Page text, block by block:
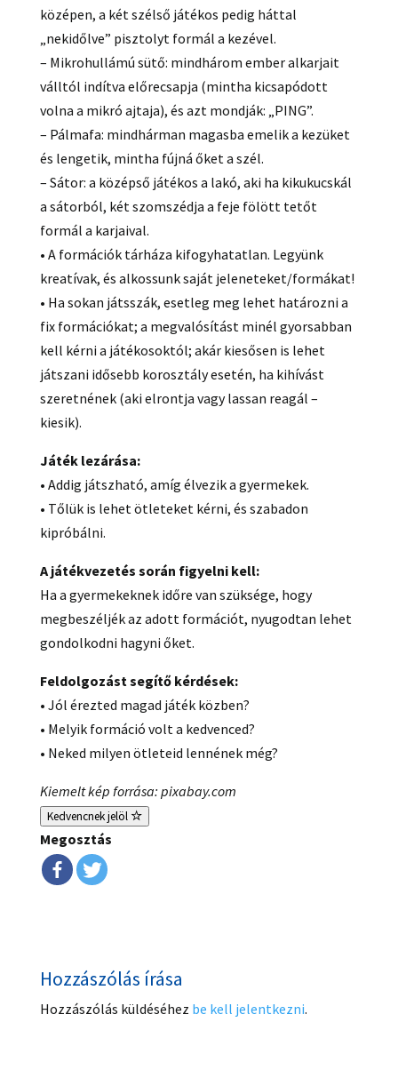
középen, a két szélső játékos pedig háttal
„nekidőlve” pisztolyt formál a kezével.
– Mikrohullámú sütő: mindhárom ember alkarjait
válltól indítva előrecsapja (mintha kicsapódott
volna a mikró ajtaja), és azt mondják: „PING”.
– Pálmafa: mindhárman magasba emelik a kezüket
és lengetik, mintha fújná őket a szél.
– Sátor: a középső játékos a lakó, aki ha kikukucskál
a sátorból, két szomszédja a feje fölött tetőt
formál a karjaival.
• A formációk tárháza kifogyhatatlan. Legyünk
kreatívak, és alkossunk saját jeleneteket/formákat!
• Ha sokan játsszák, esetleg meg lehet határozni a
fix formációkat; a megvalósítást minél gyorsabban
kell kérni a játékosoktól; akár kiesősen is lehet
játszani idősebb korosztály esetén, ha kihívást
szeretnének (aki elrontja vagy lassan reagál –
kiesik).
Játék lezárása:
• Addig játszható, amíg élvezik a gyermekek.
• Tőlük is lehet ötleteket kérni, és szabadon
kipróbálni.
A játékvezetés során figyelni kell:
Ha a gyermekeknek időre van szüksége, hogy
megbeszéljék az adott formációt, nyugodtan lehet
gondolkodni hagyni őket.
Feldolgozást segítő kérdések:
• Jól érezted magad játék közben?
• Melyik formáció volt a kedvenced?
• Neked milyen ötleteid lennének még?
Kiemelt kép forrása: pixabay.com
Kedvencnek jelöl
Megosztás
Hozzászólás írása
Hozzászólás küldéséhez be kell jelentkezni.